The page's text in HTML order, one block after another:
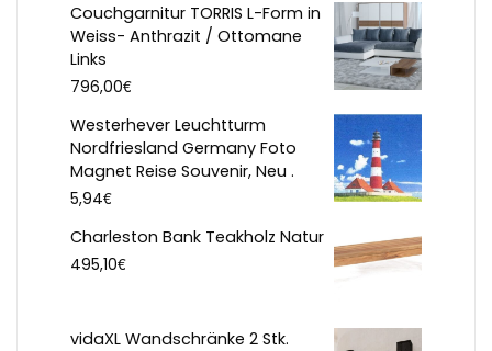
Couchgarnitur TORRIS L-Form in
Weiss- Anthrazit / Ottomane
Links
796,00€
Westerhever Leuchtturm
Nordfriesland Germany Foto
Magnet Reise Souvenir, Neu .
5,94€
Charleston Bank Teakholz Natur
495,10€
vidaXL Wandschränke 2 Stk.